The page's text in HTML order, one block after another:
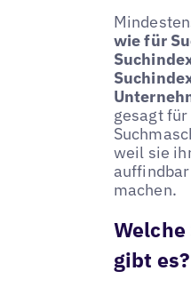
wie für
gesagt
weil sie
machen.
gibt es?